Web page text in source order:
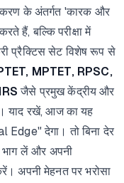
के अंतर्गत 'कारक और
हैं, बल्कि परीक्षा में
प्रैक्टिस सेट विशेष रूप से
MPTET, RPSC,
जैसे प्रमुख केंद्रीय और
याद रखें, आज का यह
देगा। तो बिना देर
लें और अपनी
अपनी मेहनत पर भरोसा